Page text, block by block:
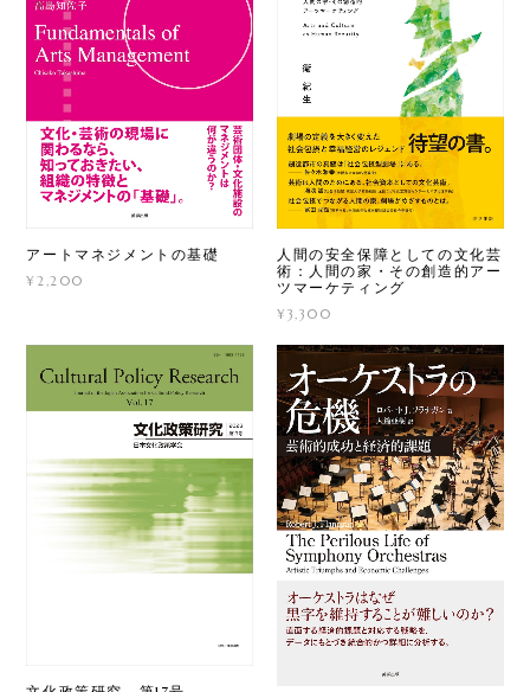
アートマネジメントの基礎
¥2,200
人間の安全保障としての文化芸
術：人間の家・その創造的アー
ツマーケティング
¥3,300